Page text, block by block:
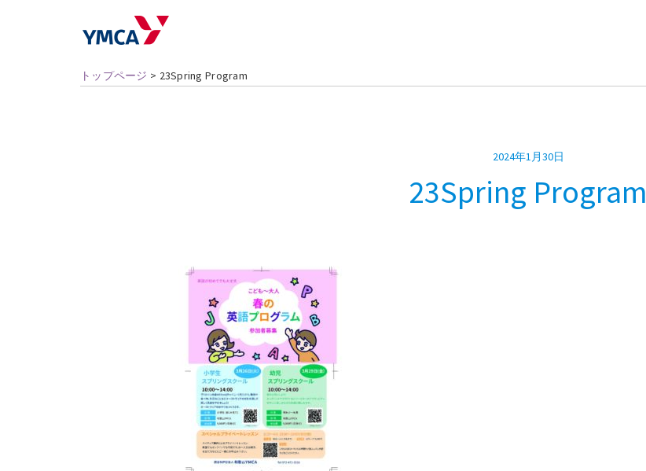
トップページ > 23Spring Program
2024年1月30日
23Spring Program